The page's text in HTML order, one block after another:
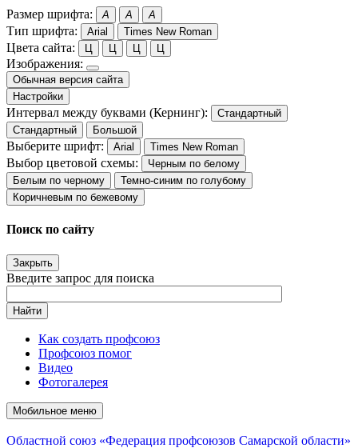
Размер шрифта: A A A
Тип шрифта: Arial Times New Roman
Цвета сайта: Ц Ц Ц Ц
Изображения:
Обычная версия сайта
Настройки
Интервал между буквами (Кернинг):
Стандартный
Стандартный
Большой
Выберите шрифт: Arial Times New Roman
Выбор цветовой схемы:
Черным по белому
Белым по черному
Темно-синим по голубому
Коричневым по бежевому
Поиск по сайту
Закрыть
Введите запрос для поиска
Найти
Как создать профсоюз
Профсоюз помог
Видео
Фотогалерея
Мобильное меню
Областной союз «Федерация профсоюзов Самарской области»